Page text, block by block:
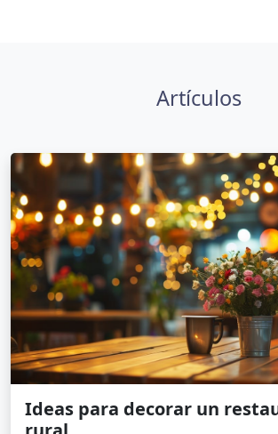
Artículos
Ideas para decorar un